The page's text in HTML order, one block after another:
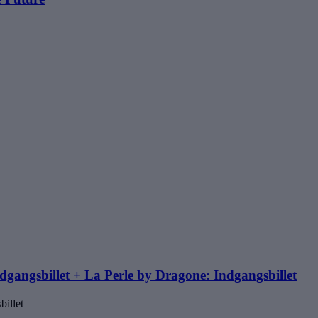
+ La Perle by Dragone: Indgangsbillet